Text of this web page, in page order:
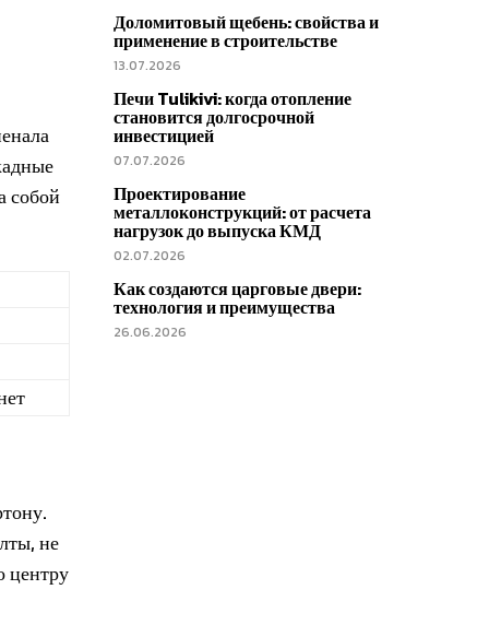
собой
не
центру
Доломитовый щебень: свойства и
применение в строительстве
13.07.2026
Печи Tulikivi: когда отопление
становится долгосрочной
инвестицией
07.07.2026
Проектирование
металлоконструкций: от расчета
нагрузок до выпуска КМД
02.07.2026
Как создаются царговые двери:
технология и преимущества
26.06.2026